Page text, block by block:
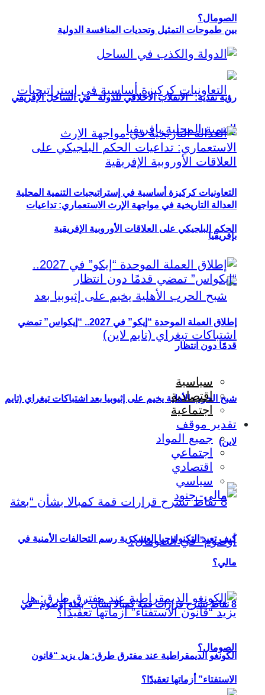
بين طموحات التمثيل وتحديات المنافسة الدولية
التعاونيات كركيزة أساسية في إستراتيجيات التنمية المحلية
بإفريقيا
شبح الحرب الأهلية يخيم على إثيوبيا بعد اشتباكات تيغراي (تايم
لاين)
8 نقاط تشرح قرارات قمة كمبالا بشأن “بعثة أوصوم” في
الصومال؟
الصومال؟
رؤية نقدية: “الانقلاب الأخلاقي للدولة” في الساحل الإفريقي
العدالة التاريخية في مواجهة الإرث الاستعماري: تداعيات
الحكم البلجيكي على العلاقات الأوروبية الإفريقية
إطلاق العملة الموحدة “إيكو” في 2027.. “إيكواس” تمضي
قدمًا دون انتظار
سياسية
اقتصادية
اجتماعية
تقدير موقف
جميع المواد
اجتماعي
اقتصادي
سياسي
كيف تعيد التكنولوجيا العسكرية رسم التحالفات الأمنية في
مالي؟
الكونغو الديمقراطية عند مفترق طرق: هل يزيد “قانون
الاستفتاء” أزماتها تعقيدًا؟